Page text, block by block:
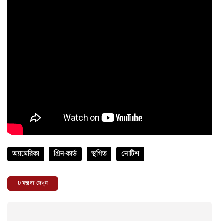
অ্যামেরিকা গ্রিন-কার্ড স্থগিত নোটিশ
0মন্তব্য দেখুন